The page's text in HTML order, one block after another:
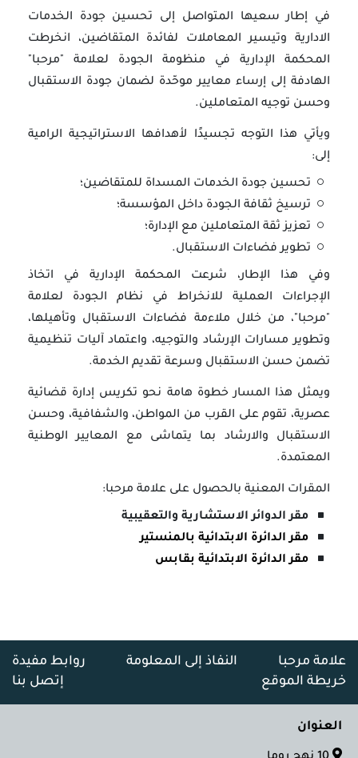
في إطار سعيها المتواصل إلى تحسين جودة الخدمات
الادارية وتيسير المعاملات لفائدة المتقاضين، انخرطت
المحكمة الإدارية في منظومة الجودة لعلامة "مرحبا"
الهادفة إلى إرساء معايير موحّدة لضمان جودة الاستقبال
وحسن توجيه المتعاملين.
ويأتي هذا التوجه تجسيدًا لأهدافها الاستراتيجية الرامية
إلى:
تحسين جودة الخدمات المسداة للمتقاضين؛
ترسيخ ثقافة الجودة داخل المؤسسة؛
تعزيز ثقة المتعاملين مع الإدارة؛
تطوير فضاءات الاستقبال.
وفي هذا الإطار، شرعت المحكمة الإدارية في اتخاذ
الإجراءات العملية للانخراط في نظام الجودة لعلامة
"مرحبا"، من خلال ملاءمة فضاءات الاستقبال وتأهيلها،
وتطوير مسارات الإرشاد والتوجيه، واعتماد آليات تنظيمية
تضمن حسن الاستقبال وسرعة تقديم الخدمة.
ويمثل هذا المسار خطوة هامة نحو تكريس إدارة قضائية
عصرية، تقوم على القرب من المواطن، والشفافية، وحسن
الاستقبال والارشاد بما يتماشى مع المعايير الوطنية
المعتمدة.
المقرات المعنية بالحصول على علامة مرحبا:
مقر الدوائر الاستشارية والتعقيبية
مقر الدائرة الابتدائية بالمنستير
مقر الدائرة الابتدائية بقابس
علامة مرحبا النفاذ إلى المعلومة
روابط مفيدة
خريطة الموقع
إتصل بنا
العنوان